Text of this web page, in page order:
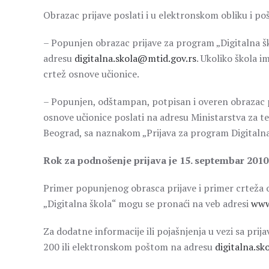
Obrazac prijave poslati i u elektronskom obliku i
– Popunjen obrazac prijave za program
adresu digitalna.skola@mtid.gov.rs. Ukoliko škola
crtež osnove učionice.
– Popunjen, odštampan, potpisan i overen
osnove učionice poslati na adresu Ministarstva za
Beograd, sa naznakom „Prijava za program
Rok za podnošenje prijavaje 15.septembar
Primer popunjenog obrasca prijave i primer crteža
„Digitalna škola“ mogu se pronaći na veb adresi
Za dodatne informacije ili pojašnjenja u vezi sa
200 ili elektronskom poštom na adresu